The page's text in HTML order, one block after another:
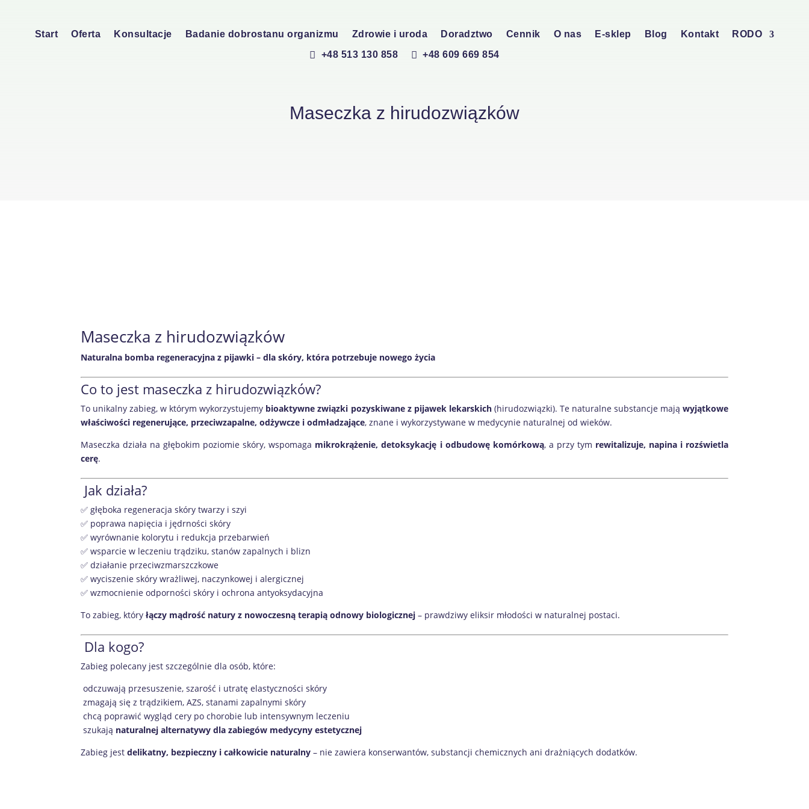
Start Oferta Konsultacje Badanie dobrostanu organizmu Zdrowie i uroda Doradztwo Cennik O nas E-sklep Blog Kontakt
RODO
+48 513 130 858
+48 609 669 854
Maseczka z hirudozwiązków
Maseczka z hirudozwiązków
Naturalna bomba regeneracyjna z pijawki – dla skóry, która potrzebuje nowego życia
Co to jest maseczka z hirudozwiązków?
To unikalny zabieg, w którym wykorzystujemy bioaktywne związki pozyskiwane z pijawek lekarskich(hirudozwiązki). Te naturalne substancje mają wyjątkowe
właściwości regenerujące, przeciwzapalne, odżywcze i odmładzające, znane i wykorzystywane w medycynie naturalnej od wieków.
Maseczka działa na głębokim poziomie skóry, wspomaga mikrokrążenie, detoksykację i odbudowę komórkową, a przy tym rewitalizuje, napina i rozświetla
cerę.
Jak działa?
✅ głęboka regeneracja skóry twarzy i szyi
✅ poprawa napięcia i jędrności skóry
✅ wyrównanie kolorytu i redukcja przebarwień
✅ wsparcie w leczeniu trądziku, stanów zapalnych i blizn
✅ działanie przeciwzmarszczkowe
✅ wyciszenie skóry wrażliwej, naczynkowej i alergicznej
✅ wzmocnienie odporności skóry i ochrona antyoksydacyjna
To zabieg, któryłączy mądrość natury z nowoczesną terapią odnowy biologicznej – prawdziwy eliksir młodości w naturalnej postaci.
Dla kogo?
Zabieg polecany jest szczególnie dla osób, które:
odczuwają przesuszenie, szarość i utratę elastyczności skóry
zmagają się z trądzikiem, AZS, stanami zapalnymi skóry
chcą poprawić wygląd cery po chorobie lub intensywnym leczeniu
szukają naturalnej alternatywy dla zabiegów medycyny estetycznej
Zabieg jestdelikatny, bezpieczny i całkowicie naturalny – nie zawiera konserwantów, substancji chemicznych ani drażniących dodatków.